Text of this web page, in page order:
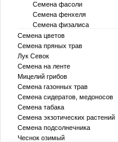
Семена фасоли
Семена фенхеля
Семена физалиса
Семена цветов
Семена пряных трав
Лук Севок
Семена на ленте
Мицелий грибов
Семена газонных трав
Семена сидератов, медоносов
Семена табака
Семена экзотических растений
Семена подсолнечника
Чеснок озимый